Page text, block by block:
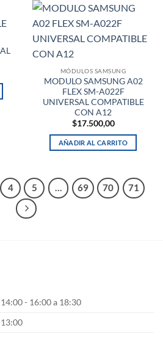
MÓDULOS SAMSUNG
MODULO SAMSUNG A02
FLEX SM-A022F
UNIVERSAL COMPATIBLE
CON A12
$17.500,00
AÑADIR AL CARRITO
4 5 … 69 70 71
- 16:00 a 18:30